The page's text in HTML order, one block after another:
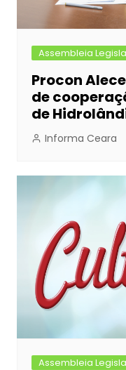
Assembleia
Procon
de
de
Informa Ceara
Assembleia